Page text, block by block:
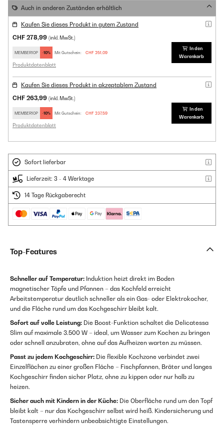
Auch in anderen Zuständen erhältlich
Kaufen Sie dieses Produkt in gutem Zustand
CHF 278,99 (inkl. MwSt.)
MEMBER10P -10% Mit Gutschein: CHF 251,09
Produktdatenblatt
In den
Warenkorb
Kaufen Sie dieses Produkt in akzeptablem Zustand
CHF 263,99 (inkl. MwSt.)
MEMBER10P -10% Mit Gutschein: CHF 237,59
Produktdatenblatt
In den
Warenkorb
Sofort lieferbar
Lieferzeit: 3 - 4 Werktage
14 Tage Rückgaberecht
Top-Features
Schneller auf Temperatur: Induktion heizt direkt im Boden
magnetischer Töpfe und Pfannen – das Kochfeld erreicht
Arbeitstemperatur deutlich schneller als ein Gas- oder Elektrokocher,
und die Fläche rund um das Kochgeschirr bleibt kalt.
Sofort auf volle Leistung: Die Boost-Funktion schaltet die Delicatessa
Slim auf maximale 3.500 W – ideal, um Wasser zum Kochen zu bringen
oder schnell anzubraten, ohne auf das Aufheizen warten zu müssen.
Passt zu jedem Kochgeschirr: Die flexible Kochzone verbindet zwei
Einzelflächen zu einer großen Fläche – Fischpfannen, Bräter und langes
Kochgeschirr finden sicher Platz, ohne zu kippen oder nur halb zu
heizen.
Sicher auch mit Kindern in der Küche: Die Oberfläche rund um den Topf
bleibt kalt – nur das Kochgeschirr selbst wird heiß. Kindersicherung und
Tastensperre verhindern unbeabsichtigte Einstellungen.